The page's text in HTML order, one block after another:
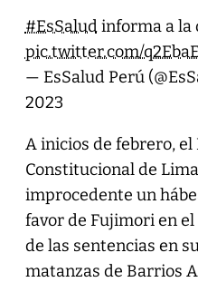
#EsSaludinforma a la
pic.twitter.com/
— EsSalud Perú
2023
A inicios de febrero, el
Constitucional de
improcedente un
favor de Fujimori en
de las sentencias en
matanzas de Barrios